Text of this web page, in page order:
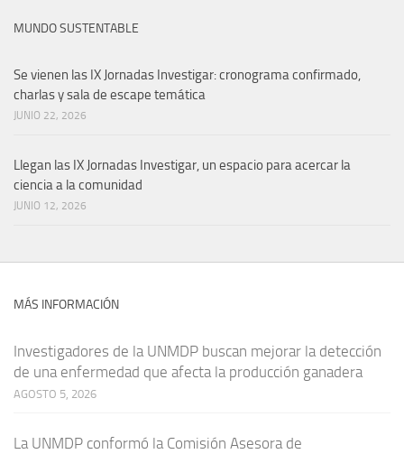
MUNDO SUSTENTABLE
Se vienen las IX Jornadas Investigar: cronograma confirmado,
charlas y sala de escape temática
JUNIO 22, 2026
Llegan las IX Jornadas Investigar, un espacio para acercar la
ciencia a la comunidad
JUNIO 12, 2026
MÁS INFORMACIÓN
Investigadores de la UNMDP buscan mejorar la detección
de una enfermedad que afecta la producción ganadera
AGOSTO 5, 2026
La UNMDP conformó la Comisión Asesora de